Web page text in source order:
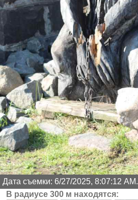
Дата съемки: 6/27/2025, 8:07:12 AM.
В радиусе 300 м находятся: